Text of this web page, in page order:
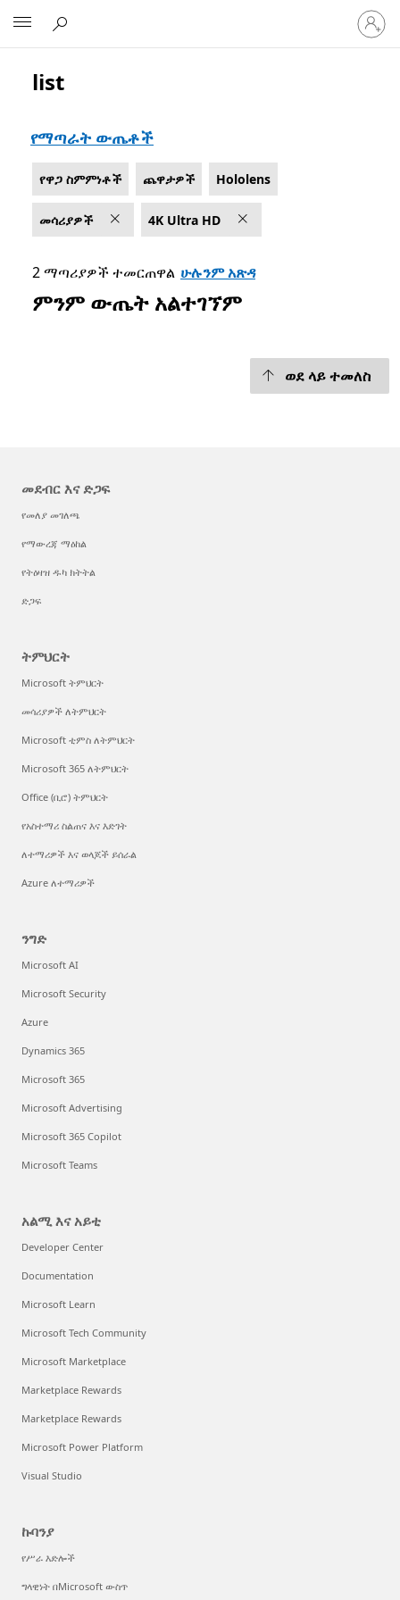
ወደ
መለያዎ
ይግቡ
List Microsoft.com
list
የማጣራት ውጤቶች
የዋጋ ስምምነቶች ጨዋታዎች Hololens
መሳሪያዎች 4K Ultra HD
2 ማጣሪያዎች ተመርጠዋል ሁሉንም አጽዳ
ምንም ውጤት አልተገኘም
ወደ ላይ ተመለስ
መደብር እና ድጋፍ
የመለያ መገለጫ
የማውረጃ ማዕከል
የትዕዛዝ ዱካ ክትትል
ድጋፍ
ትምህርት
Microsoft ትምህርት
መሳሪያዎች ለትምህርት
Microsoft ቲምስ ለትምህርት
Microsoft 365 ለትምህርት
Office (ቢሮ) ትምህርት
የአስተማሪ ስልጠና እና እድገት
ለተማሪዎች እና ወላጆች ይሰራል
Azure ለተማሪዎች
ንግድ
Microsoft AI
Microsoft Security
Azure
Dynamics 365
Microsoft 365
Microsoft Advertising
Microsoft 365 Copilot
Microsoft Teams
አልሚ እና አይቲ
Developer Center
Documentation
Microsoft Learn
Microsoft Tech Community
Microsoft Marketplace
Marketplace Rewards
Marketplace Rewards
Microsoft Power Platform
Visual Studio
ኩባንያ
የሥራ እድሎች
ግላዊነት በMicrosoft ውስጥ